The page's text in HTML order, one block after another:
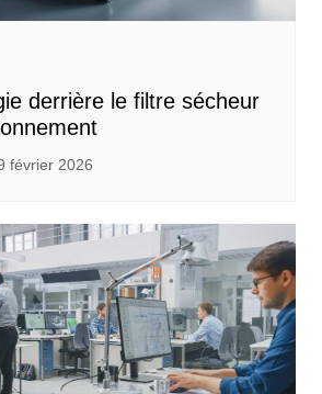
derrière le filtre sécheur
février 2026